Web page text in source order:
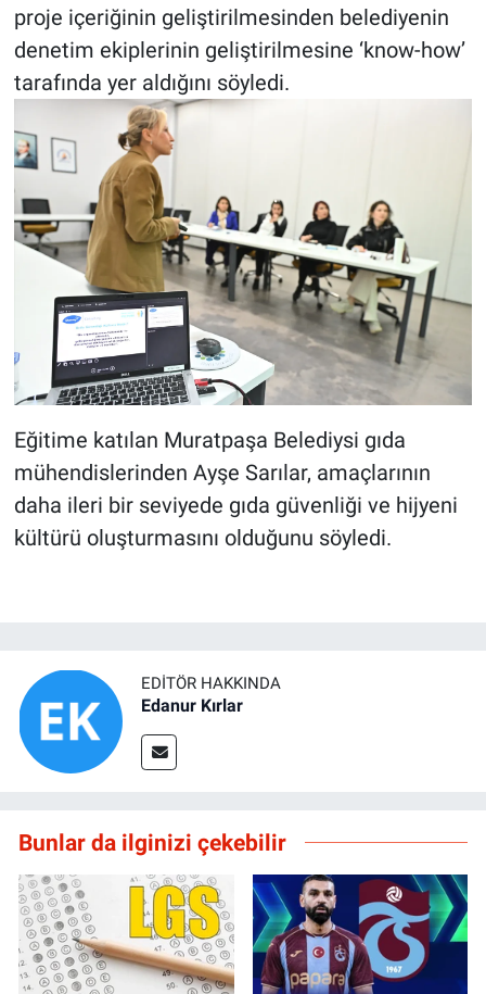
proje içeriğinin geliştirilmesinden belediyenin
denetim ekiplerinin geliştirilmesine ‘know-how’
tarafında yer aldığını söyledi.
Eğitime katılan Muratpaşa Belediysi gıda
mühendislerinden Ayşe Sarılar, amaçlarının
daha ileri bir seviyede gıda güvenliği ve hijyeni
kültürü oluşturmasını olduğunu söyledi.
EDITÖR HAKKINDA
Edanur Kırlar
Bunlar da ilginizi çekebilir